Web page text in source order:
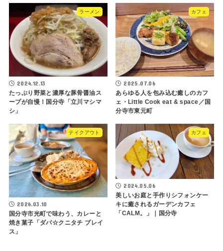
ラーメン
2024.12.13
たっぷり野菜と濃厚な豚骨醤油ス
ープが自慢！国分寺「立川マシマ
シ」
カフェ
2025.07.06
あらゆる人を包み込む癒しのカフ
ェ・Little Cook eat & space／国
分寺市東元町
テイクアウト
2026.03.10
国分寺市光町で味わう、カレーと
焼き菓子「ダバ☆クニタチ ブレイ
ス」
カフェ
2024.05.06
美しいお庭と手作りシフォンケー
キに癒されるガーデンカフェ
「CALM。」｜国分寺